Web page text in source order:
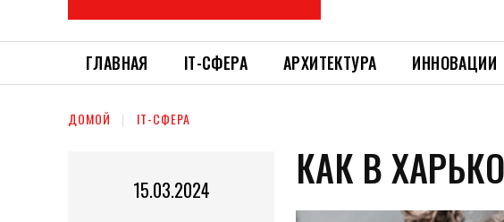
ГЛАВНАЯ ІТ-СФЕРА АРХИТЕКТУРА ИННОВАЦИИ
ДОМОЙ ІТ-СФЕРА
15.03.2024 КАК В